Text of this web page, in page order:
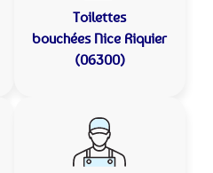
Toilettes
bouchées Nice Riquier
(06300)